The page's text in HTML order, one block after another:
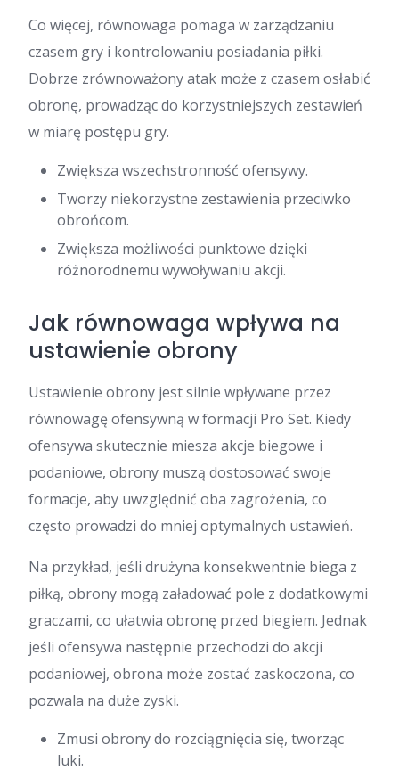
Co więcej, równowaga pomaga w zarządzaniu
czasem gry i kontrolowaniu posiadania piłki.
Dobrze zrównoważony atak może z czasem osłabić
obronę, prowadząc do korzystniejszych zestawień
w miarę postępu gry.
Zwiększa wszechstronność ofensywy.
Tworzy niekorzystne zestawienia przeciwko
obrońcom.
Zwiększa możliwości punktowe dzięki
różnorodnemu wywoływaniu akcji.
Jak równowaga wpływa na
ustawienie obrony
Ustawienie obrony jest silnie wpływane przez
równowagę ofensywną w formacji Pro Set. Kiedy
ofensywa skutecznie miesza akcje biegowe i
podaniowe, obrony muszą dostosować swoje
formacje, aby uwzględnić oba zagrożenia, co
często prowadzi do mniej optymalnych ustawień.
Na przykład, jeśli drużyna konsekwentnie biega z
piłką, obrony mogą załadować pole z dodatkowymi
graczami, co ułatwia obronę przed biegiem. Jednak
jeśli ofensywa następnie przechodzi do akcji
podaniowej, obrona może zostać zaskoczona, co
pozwala na duże zyski.
Zmusi obrony do rozciągnięcia się, tworząc
luki.